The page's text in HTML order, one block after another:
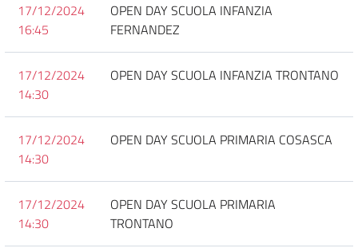
17/12/2024
16:45
OPEN DAY SCUOLA INFANZIA
FERNANDEZ
17/12/2024
14:30
OPEN DAY SCUOLA INFANZIA TRONTANO
17/12/2024
14:30
OPEN DAY SCUOLA PRIMARIA COSASCA
17/12/2024
14:30
OPEN DAY SCUOLA PRIMARIA
TRONTANO